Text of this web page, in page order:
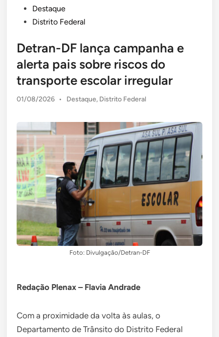
PostedDestaque
Distrito Federal
Detran-DF lança campanha e
alerta pais sobre riscos do
transporte escolar irregular
01/08/2026 •
Posted
Destaque, Distrito Federal
Foto: Divulgação/Detran-DF
Redação Plenax – Flavia Andrade
Com a proximidade da volta às aulas, o
Departamento de Trânsito do Distrito Federal